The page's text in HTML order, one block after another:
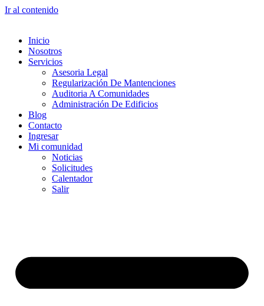
Ir al contenido
Inicio
Nosotros
Servicios
Asesoria Legal
Regularización De Mantenciones
Auditoria A Comunidades
Administración De Edificios
Blog
Contacto
Ingresar
Mi comunidad
Noticias
Solicitudes
Calentador
Salir